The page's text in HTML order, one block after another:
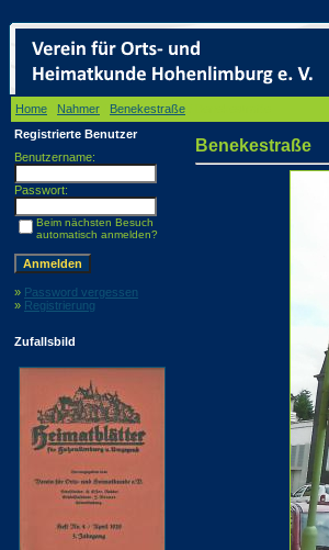
Home Nahmer Benekestraße
Registrierte Benutzer
Benutzername:
Passwort:
Beim nächsten Besuch
automatisch anmelden?
» Password vergessen
» Registrierung
Zufallsbild
Benekestraße